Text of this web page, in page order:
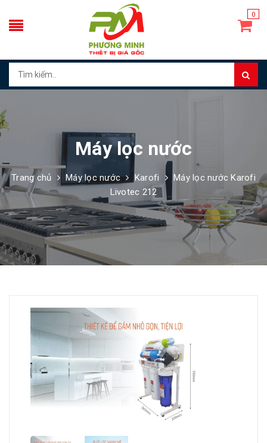
0
Máy lọc nước
Trang chủ Máy lọc nước Karofi
Máy lọc nước Karofi
Livotec 212